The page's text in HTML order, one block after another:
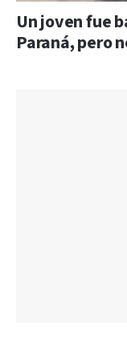
Un joven fue
Paraná, pero